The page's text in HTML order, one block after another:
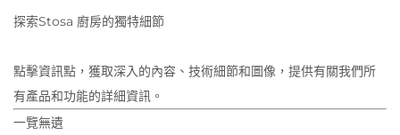
探索Stosa 廚房的獨特細節
點擊資訊點，獲取深入的內容、技術細節和圖像，提供有關我們所
有產品和功能的詳細資訊。
一覽無遺